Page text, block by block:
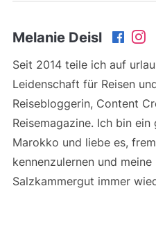
Melanie Deisl
Seit 2014 teile ich auf
Leidenschaft für Reisen
Reisebloggerin, Content
Reisemagazine. Ich bin
Marokko und liebe es,
kennenzulernen und
Salzkammergut immer